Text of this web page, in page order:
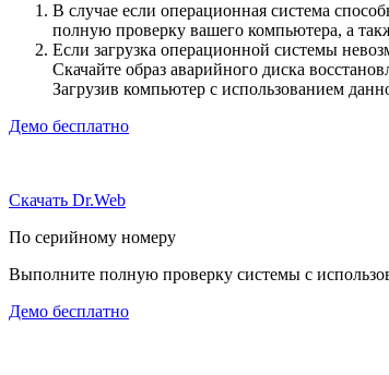
В случае если операционная система
полную проверку вашего компьютера, а
Если загрузка операционной системы
Скачайте образ аварийного диска
Загрузив компьютер с использованием
Демо бесплатно
Скачать Dr.Web
По серийному номеру
Выполните полную проверку системы с
Демо бесплатно